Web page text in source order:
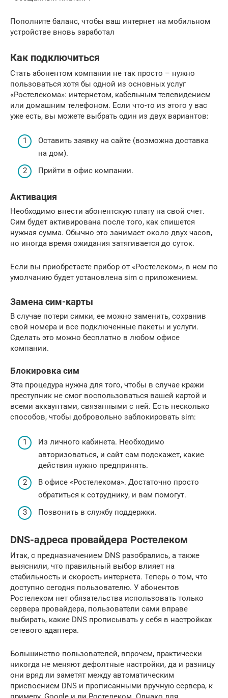
Пополните баланс, чтобы ваш интернет на мобильном
устройстве вновь заработал
Как подключиться
Стать абонентом компании не так просто – нужно
пользоваться хотя бы одной из основных услуг
«Ростелекома»: интернетом, кабельным телевидением
или домашним телефоном. Если что-то из этого у вас
уже есть, вы можете выбрать один из двух вариантов:
Оставить заявку на сайте (возможна доставка
на дом).
Прийти в офис компании.
Активация
Необходимо внести абонентскую плату на свой счет.
Сим будет активирована после того, как спишется
нужная сумма. Обычно это занимает около двух часов,
но иногда время ожидания затягивается до суток.
Если вы приобретаете прибор от «Ростелеком», в нем по
умолчанию будет установлена sim с приложением.
Замена сим-карты
В случае потери симки, ее можно заменить, сохранив
свой номера и все подключенные пакеты и услуги.
Сделать это можно бесплатно в любом офисе
компании.
Блокировка сим
Эта процедура нужна для того, чтобы в случае кражи
преступник не смог воспользоваться вашей картой и
всеми аккаунтами, связанными с ней. Есть несколько
способов, чтобы добровольно заблокировать sim:
Из личного кабинета. Необходимо
авторизоваться, и сайт сам подскажет, какие
действия нужно предпринять.
В офисе «Ростелекома». Достаточно просто
обратиться к сотруднику, и вам помогут.
Позвонить в службу поддержки.
DNS-адреса провайдера Ростелеком
Итак, с предназначением DNS разобрались, а также
выяснили, что правильный выбор влияет на
стабильность и скорость интернета. Теперь о том, что
доступно сегодня пользователю. У абонентов
Ростелеком нет обязательства использовать только
сервера провайдера, пользователи сами вправе
выбирать, какие DNS прописывать у себя в настройках
сетевого адаптера.
Большинство пользователей, впрочем, практически
никогда не меняют дефолтные настройки, да и разницу
они вряд ли заметят между автоматическим
присвоением DNS и прописанными вручную сервера, к